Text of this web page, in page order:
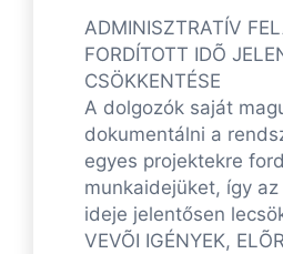
ADMINISZTRATÍV
FORDÍTOTT IDÕ
CSÖKKENTÉSE
A dolgozók saját
dokumentálni a
egyes projektekre
munkaidejüket, így
ideje jelentősen
VEVÕI IGÉNYEK,